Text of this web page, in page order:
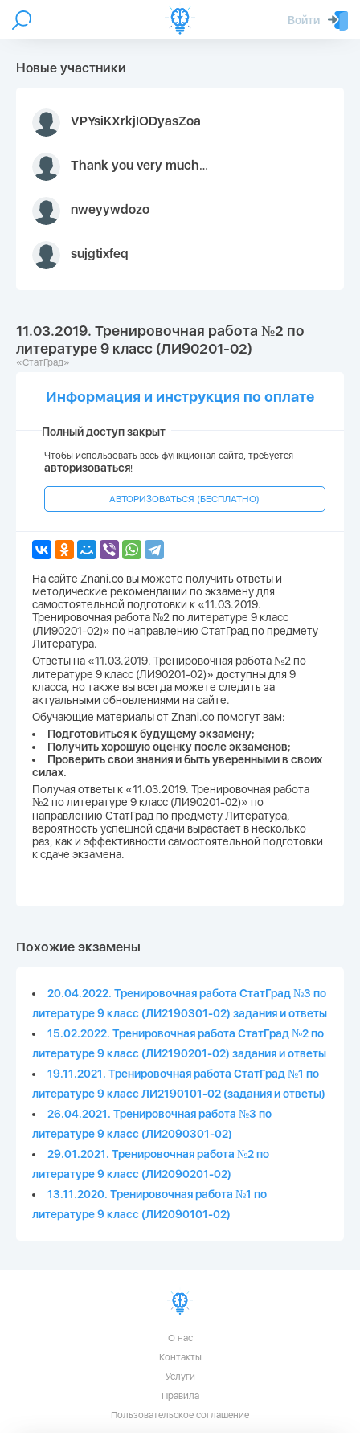
Войти
Новые участники
VPYsiKXrkjIODyasZoa
Thank you very much for your inquiry We appreciate you 9126052 https://youtube.com faceapple !
nweyywdozo
sujgtixfeq
11.03.2019. Тренировочная работа №2 по
литературе 9 класс (ЛИ90201-02)
«СтатГрад»
Информация и инструкция по оплате
Полный доступ закрыт
Чтобы использовать весь функционал сайта, требуется
авторизоваться!
АВТОРИЗОВАТЬСЯ (БЕСПЛАТНО)
На сайте Znani.co вы можете получить ответы и
методические рекомендации по экзамену для
самостоятельной подготовки к «11.03.2019.
Тренировочная работа №2 по литературе 9 класс
(ЛИ90201-02)» по направлению СтатГрад по предмету
Литература.
Ответы на «11.03.2019. Тренировочная работа №2 по
литературе 9 класс (ЛИ90201-02)» доступны для 9
класса, но также вы всегда можете следить за
актуальными обновлениями на сайте.
Обучающие материалы от Znani.co помогут вам:
Подготовиться к будущему экзамену;
Получить хорошую оценку после экзаменов;
Проверить свои знания и быть уверенными в своих
силах.
Получая ответы к «11.03.2019. Тренировочная работа
№2 по литературе 9 класс (ЛИ90201-02)» по
направлению СтатГрад по предмету Литература,
вероятность успешной сдачи вырастает в несколько
раз, как и эффективности самостоятельной подготовки
к сдаче экзамена.
Похожие экзамены
20.04.2022. Тренировочная работа СтатГрад №3 по
литературе 9 класс (ЛИ2190301-02) задания и ответы
15.02.2022. Тренировочная работа СтатГрад №2 по
литературе 9 класс (ЛИ2190201-02) задания и ответы
19.11.2021. Тренировочная работа СтатГрад №1 по
литературе 9 класс ЛИ2190101-02 (задания и ответы)
26.04.2021. Тренировочная работа №3 по
литературе 9 класс (ЛИ2090301-02)
29.01.2021. Тренировочная работа №2 по
литературе 9 класс (ЛИ2090201-02)
13.11.2020. Тренировочная работа №1 по
литературе 9 класс (ЛИ2090101-02)
О нас
Контакты
Услуги
Правила
Пользовательское соглашение